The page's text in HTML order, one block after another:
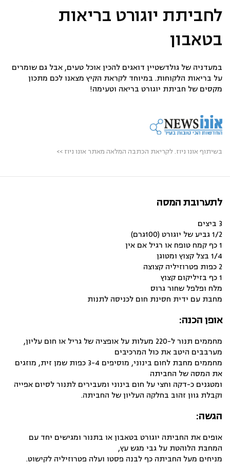
לחביתת יוגורט בריאות
בטאבון
במעדניה של גולדשטיין דואגים להכין אוכל טעים, אבל גם שומרים
על בריאות הלקוחות. במיוחד לקראת הקיץ מצאנו לכם מתכון
מקסים של חביתת יוגורט בריאה וטעימה!
בשיתוף אונו ניוז. לקריאת הכתבה המלאה מאתר אונו ניוז >>
לתערובת המסה
3 ביצים
1/2 גביע של יוגורט (100גרם)
1 כף קמח טופח או רגיל אם אין
1/4 בצל קצוץ ומטוגן
2 כפות פטרוזיליה קצוצה
1 כף בזיליקום קצוץ
מלח ופלפל שחור גרוס
מחבת עם ידית חסינת חום לכניסה לתנות
אופן הכנה:
מחממים תנור ל-220 מעלות על אופציה של גריל או חום עליון,
מערבבים היטב את כול המרכיבים
מחממים מחבת לחום בינוני, מוסיפים 3-4 כפות שמן זית, מוזגים
את המסה של החביתה
ומטגנים כ-דקה וחצי על חום בינוני ומעבירים לתנור לסיום אפייה
וקבלת גוון זהוב בחלקה העליון של החביתה.
הגשה:
אופים את החביתה יוגורט בטאבון או בתנור ומגישים יחד עם
המחבת הלוהטת על גבי מגש עץ,
מניחים מעל החביתה כף לבנה פסטו ועלה פטרוזיליה לקישוט.